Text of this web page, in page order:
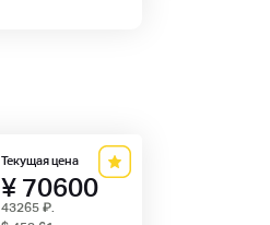
Текущая цена
¥ 70600
43265 ₽.